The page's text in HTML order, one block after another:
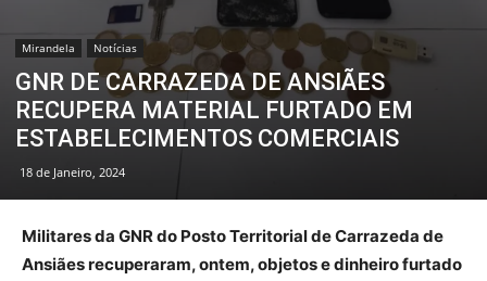
Mirandela Notícias
GNR DE CARRAZEDA DE ANSIÃES
RECUPERA MATERIAL FURTADO EM
ESTABELECIMENTOS COMERCIAIS
18 de Janeiro, 2024
Militares da GNR do Posto Territorial de Carrazeda de
Ansiães recuperaram, ontem, objetos e dinheiro furtado